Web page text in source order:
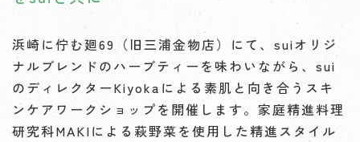
浜崎に佇む廻69（旧三浦金物店）にて、suiオリジ
ナルブレンドのハーブティーを味わいながら、sui
のディレクターKiyokaによる素肌と向き合うスキ
ンケアワークショップを開催します。家庭精進料理
研究科MAKIによる萩野菜を使用した精進スタイル